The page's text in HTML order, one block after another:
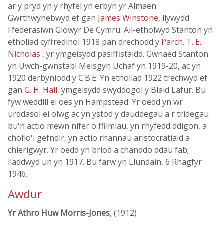
ar y pryd yn y rhyfel yn erbyn yr Almaen.
Gwrthwynebwyd ef gan James Winstone, llywydd
Ffederasiwn Glowyr De Cymru. Ail-etholwyd Stanton yn
etholiad cyffredinol 1918 pan drechodd y Parch. T. E.
Nicholas , yr ymgeisydd pasiffistaidd. Gwnaed Stanton
yn Uwch-gwnstabl Meisgyn Uchaf yn 1919-20, ac yn
1920 derbyniodd y C.B.E. Yn etholiad 1922 trechwyd ef
gan G. H. Hall, ymgeisydd swyddogol y Blaid Lafur. Bu
fyw weddill ei oes yn Hampstead. Yr oedd yn wr
urddasol ei olwg ac yn ystod y dauddegau a'r tridegau
bu'n actio mewn nifer o ffilmiau, yn rhyfedd ddigon, a
chofio'i gefndir, yn actio rhannau aristocratiaid a
chlerigwyr. Yr oedd yn briod a chanddo ddau fab;
lladdwyd un yn 1917. Bu farw yn Llundain, 6 Rhagfyr
1946.
Awdur
Yr Athro Huw Morris-Jones, (1912)